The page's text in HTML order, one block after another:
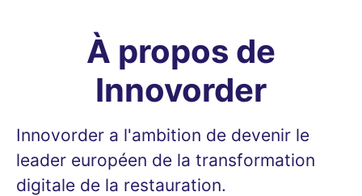
À propos de
Innovorder
Innovorder a l'ambition de devenir le
leader européen de la transformation
digitale de la restauration.